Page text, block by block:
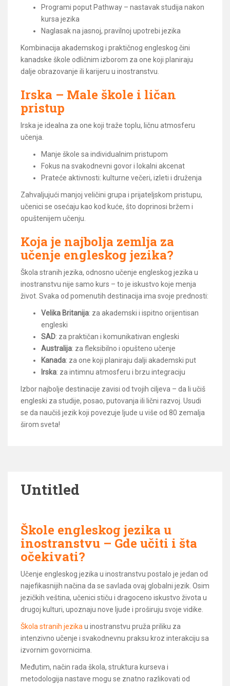
Programi poput Pathway – nastavak studija nakon
kursa jezika
Naglasak na jasnoj, pravilnoj upotrebi jezika
Kombinacija akademskog i praktičnog engleskog čini
kanadske škole odličnim izborom za one koji planiraju
dalje obrazovanje ili karijeru u inostranstvu.
Irska – Male škole i ličan
pristup
Irska je idealna za one koji traže toplu, ličnu atmosferu
učenja.
Manje škole sa individualnim pristupom
Fokus na svakodnevni govor i lokalni akcenat
Prateće aktivnosti: kulturne večeri, izleti i druženja
Zahvaljujući manjoj veličini grupa i prijateljskom pristupu,
učenici se osećaju kao kod kuće, što doprinosi bržem i
opuštenijem učenju.
Koja je najbolja zemlja za
učenje engleskog jezika?
Škola stranih jezika, odnosno učenje engleskog jezika u
inostranstvu nije samo kurs – to je iskustvo koje menja
život. Svaka od pomenutih destinacija ima svoje prednosti:
Velika Britanija: za akademski i ispitno orijentisan
engleski
SAD: za praktičan i komunikativan engleski
Australija: za fleksibilno i opušteno učenje
Kanada: za one koji planiraju dalji akademski put
Irska: za intimnu atmosferu i brzu integraciju
Izbor najbolje destinacije zavisi od tvojih ciljeva – da li učiš
engleski za studije, posao, putovanja ili lični razvoj. Usudi
se da naučiš jezik koji povezuje ljude u više od 80 zemalja
širom sveta!
Untitled
Škole engleskog jezika u
inostranstvu – Gde učiti i šta
očekivati?
Učenje engleskog jezika u inostranstvu postalo je jedan od
najefikasnijih načina da se savlada ovaj globalni jezik. Osim
jezičkih veština, učenici stiču i dragoceno iskustvo života u
drugoj kulturi, upoznaju nove ljude i proširuju svoje vidike.
Škola stranih jezika u inostranstvu pruža priliku za
intenzivno učenje i svakodnevnu praksu kroz interakciju sa
izvornim govornicima.
Međutim, način rada škola, struktura kurseva i
metodologija nastave mogu se znatno razlikovati od